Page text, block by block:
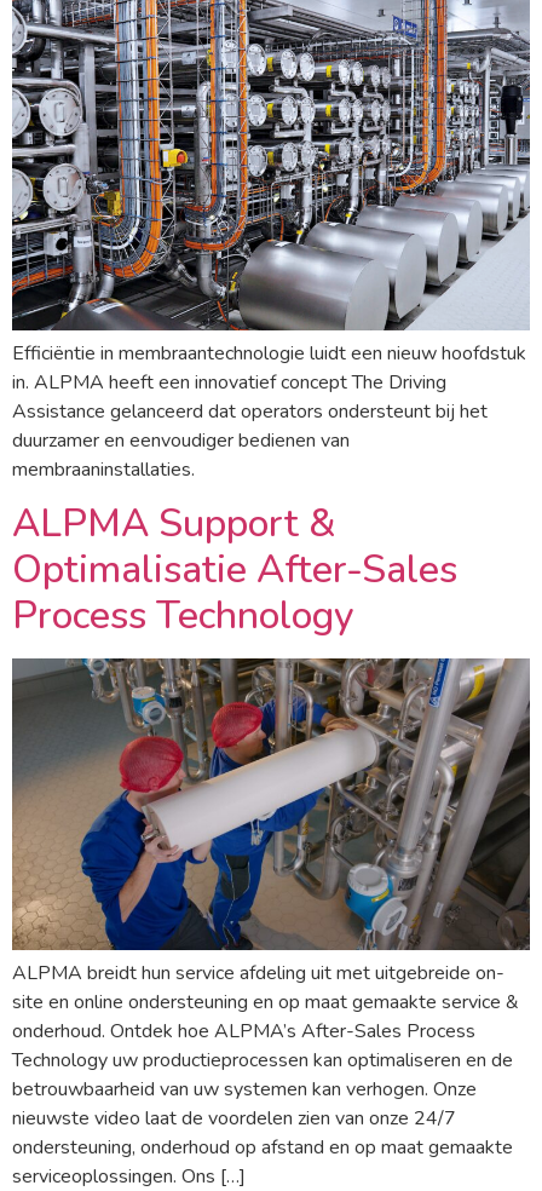
Efficiëntie in membraantechnologie luidt een nieuw hoofdstuk
in. ALPMA heeft een innovatief concept The Driving
Assistance gelanceerd dat operators ondersteunt bij het
duurzamer en eenvoudiger bedienen van
membraaninstallaties.
ALPMA Support &
Optimalisatie After-Sales
Process Technology
ALPMA breidt hun service afdeling uit met uitgebreide on-
site en online ondersteuning en op maat gemaakte service &
onderhoud. Ontdek hoe ALPMA’s After-Sales Process
Technology uw productieprocessen kan optimaliseren en de
betrouwbaarheid van uw systemen kan verhogen. Onze
nieuwste video laat de voordelen zien van onze 24/7
ondersteuning, onderhoud op afstand en op maat gemaakte
serviceoplossingen. Ons […]